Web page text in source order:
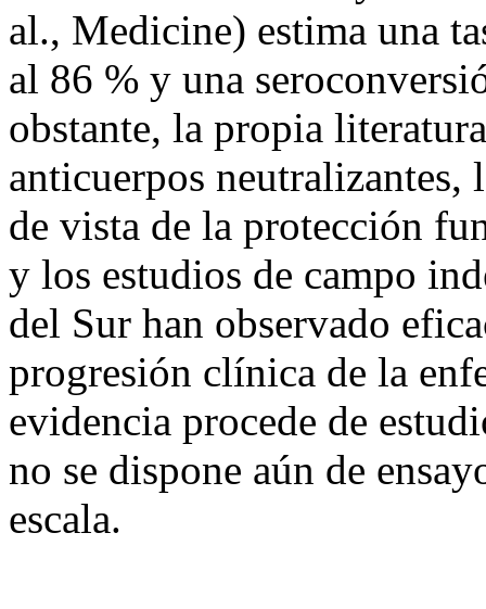
al., Medicine) estima una
al 86 % y una
obstante, la propia
anticuerpos neutralizantes,
de vista de la protección
y los estudios de campo
del Sur han observado
progresión clínica de la
evidencia procede de
no se dispone aún de
escala.